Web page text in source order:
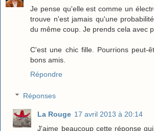
Je pense qu'elle est comme un
trouve n'est jamais qu'une
du même coup. Je prends cela avec
C'est une chic fille. Pourrions peut-
bons amis.
Répondre
Réponses
La Rouge 17 avril 2013 à 20:14
J'aime beaucoup cette réponse